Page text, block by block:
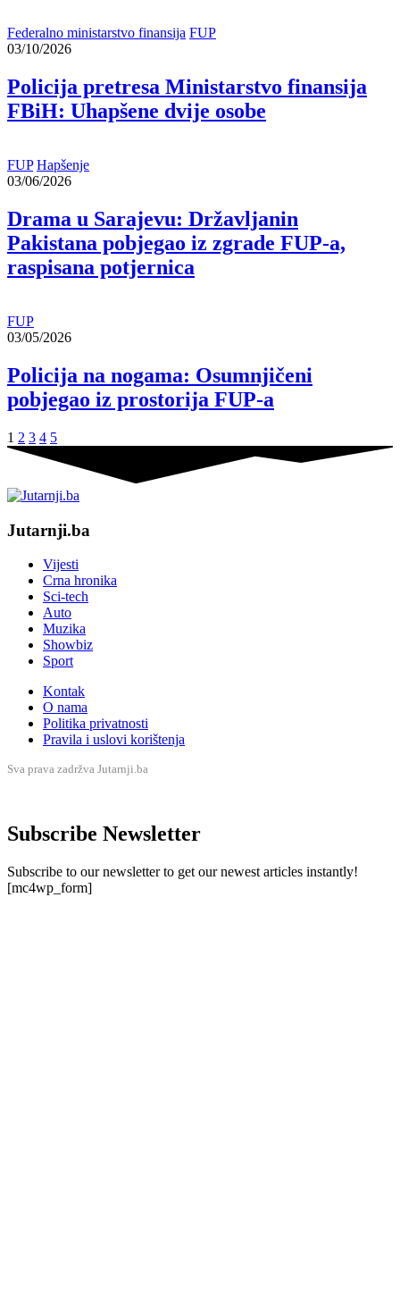
Federalno ministarstvo finansija FUP
03/10/2026
Policija pretresa Ministarstvo finansija
FBiH: Uhapšene dvije osobe
FUP Hapšenje
03/06/2026
Drama u Sarajevu: Državljanin
Pakistana pobjegao iz zgrade FUP-a,
raspisana potjernica
FUP
03/05/2026
Policija na nogama: Osumnjičeni
pobjegao iz prostorija FUP-a
1 2 3 4 5
Jutarnji.ba
Vijesti
Crna hronika
Sci-tech
Auto
Muzika
Showbiz
Sport
Kontak
O nama
Politika privatnosti
Pravila i uslovi korištenja
Sva prava zadržva Jutarnji.ba
Subscribe Newsletter
Subscribe to our newsletter to get our newest articles instantly!
[mc4wp_form]